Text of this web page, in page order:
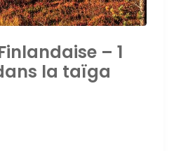
– 1
la taïga